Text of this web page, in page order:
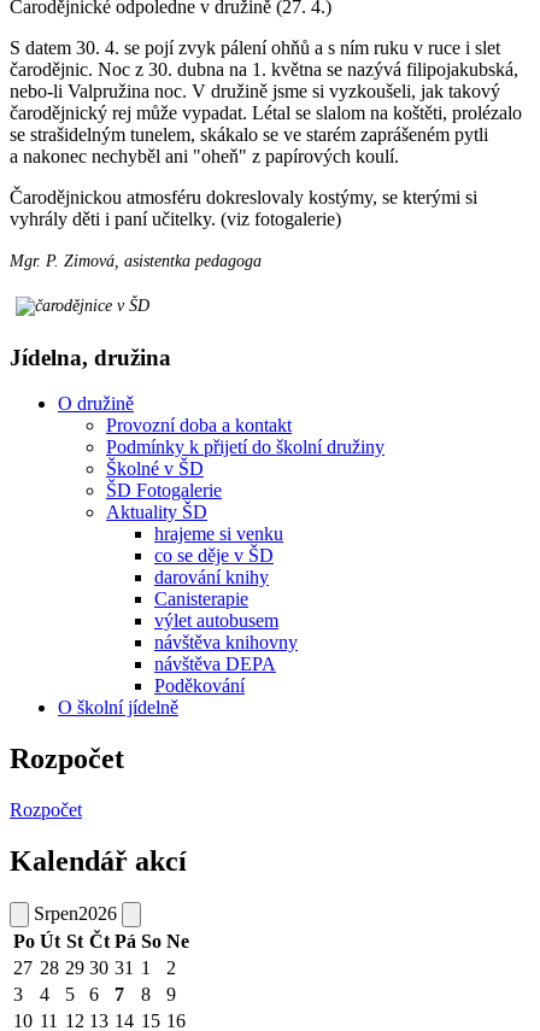
Čarodějnické odpoledne v družině (27. 4.)
S datem 30. 4. se pojí zvyk pálení ohňů a s ním ruku v ruce i slet
čarodějnic. Noc z 30. dubna na 1. května se nazývá filipojakubská,
nebo-li Valpružina noc. V družině jsme si vyzkoušeli, jak takový
čarodějnický rej může vypadat. Létal se slalom na koštěti, prolézalo
se strašidelným tunelem, skákalo se ve starém zaprášeném pytli
a nakonec nechyběl ani "oheň" z papírových koulí.
Čarodějnickou atmosféru dokreslovaly kostýmy, se kterými si
vyhrály děti i paní učitelky. (viz fotogalerie)
Mgr. P. Zimová, asistentka pedagoga
Jídelna, družina
O družině
Provozní doba a kontakt
Podmínky k přijetí do školní družiny
Školné v ŠD
ŠD Fotogalerie
Aktuality ŠD
hrajeme si venku
co se děje v ŠD
darování knihy
Canisterapie
výlet autobusem
návštěva knihovny
návštěva DEPA
Poděkování
O školní jídelně
Rozpočet
Rozpočet
Kalendář akcí
Srpen2026
Po Út St Čt Pá So Ne
27 28 29 30 31 1
2
3
4 5 6 7 8
9
10 11 12 13 14 15 16